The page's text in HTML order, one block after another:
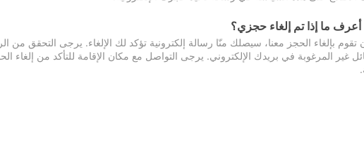
ما إذا تم إلغاء حجزي؟
تقوم بإلغاء الحجز معنا، سيصلك منّا رسالة إلكترونية تؤكد لك الإلغاء. يرجى التحقق